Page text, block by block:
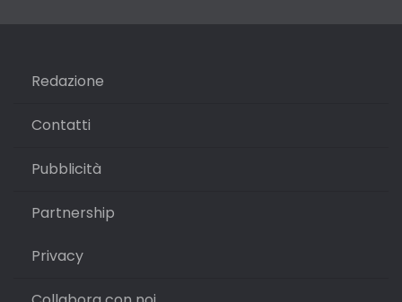
Redazione
Contatti
Pubblicità
Partnership
Privacy